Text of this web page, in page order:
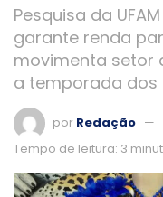
Pesquisa da
garante renda
movimenta setor
a temporada
por Redação
Tempo de leitura: 3